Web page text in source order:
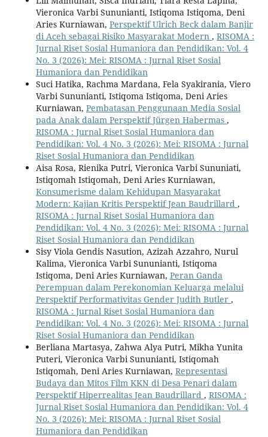
Vieronica Varbi Sununianti, Istiqoma Istiqoma, Deni
Aries Kurniawan, Perspektif Ulrich Beck dalam Banjir
di Aceh sebagai Risiko Masyarakat Modern , RISOMA :
Jurnal Riset Sosial Humaniora dan Pendidikan: Vol. 4
No. 3 (2026): Mei: RISOMA : Jurnal Riset Sosial
Humaniora dan Pendidikan
Suci Hatika, Rachma Mardana, Fela Syakirania, Viero
Varbi Sununianti, Istiqoma Istiqoma, Deni Aries
Kurniawan, Pembatasan Penggunaan Media Sosial
pada Anak dalam Perspektif Jürgen Habermas ,
RISOMA : Jurnal Riset Sosial Humaniora dan
Pendidikan: Vol. 4 No. 3 (2026): Mei: RISOMA : Jurnal
Riset Sosial Humaniora dan Pendidikan
Aisa Rosa, Rienika Putri, Vieronica Varbi Sununiati,
Istiqomah Istiqomah, Deni Aries Kurniawan,
Konsumerisme dalam Kehidupan Masyarakat
Modern: Kajian Kritis Perspektif Jean Baudrillard ,
RISOMA : Jurnal Riset Sosial Humaniora dan
Pendidikan: Vol. 4 No. 3 (2026): Mei: RISOMA : Jurnal
Riset Sosial Humaniora dan Pendidikan
Sisy Viola Gendis Nasution, Azizah Azzahro, Nurul
Kalima, Vieronica Varbi Sununianti, Istiqoma
Istiqoma, Deni Aries Kurniawan, Peran Ganda
Perempuan dalam Perekonomian Keluarga melalui
Perspektif Performativitas Gender Judith Butler ,
RISOMA : Jurnal Riset Sosial Humaniora dan
Pendidikan: Vol. 4 No. 3 (2026): Mei: RISOMA : Jurnal
Riset Sosial Humaniora dan Pendidikan
Berliana Martasya, Zahwa Alya Putri, Mikha Yunita
Puteri, Vieronica Varbi Sununianti, Istiqomah
Istiqomah, Deni Aries Kurniawan, Representasi
Budaya dan Mitos Film KKN di Desa Penari dalam
Perspektif Hiperrealitas Jean Baudrillard , RISOMA :
Jurnal Riset Sosial Humaniora dan Pendidikan: Vol. 4
No. 3 (2026): Mei: RISOMA : Jurnal Riset Sosial
Humaniora dan Pendidikan